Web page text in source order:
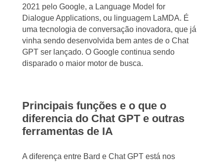
2021 pelo Google, a Language Model for
Dialogue Applications, ou linguagem LaMDA. É
uma tecnologia de conversação inovadora, que já
vinha sendo desenvolvida bem antes de o Chat
GPT ser lançado. O Google continua sendo
disparado o maior motor de busca.
Principais funções e o que o
diferencia do Chat GPT e outras
ferramentas de IA
A diferença entre Bard e Chat GPT está nos